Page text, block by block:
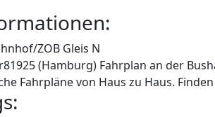
ZOB Gleis N
(Hamburg) Fahrplan an der
Fahrpläne von Haus zu Haus.